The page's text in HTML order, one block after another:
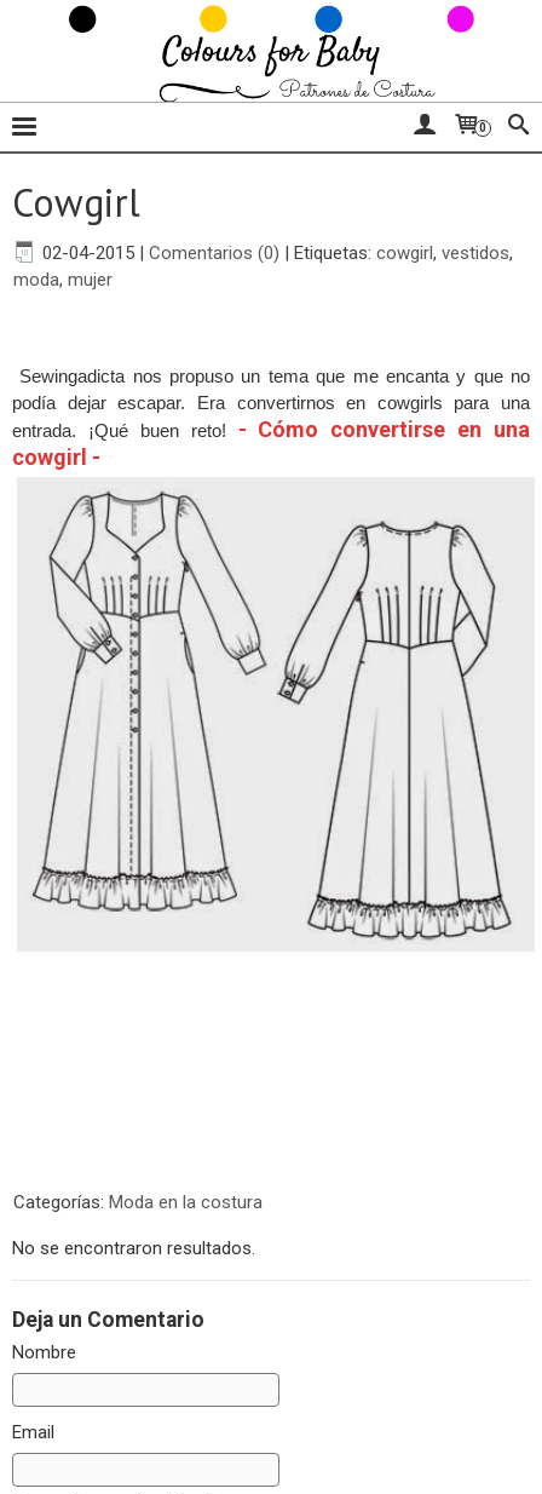
0
Cowgirl
02-04-2015 | Comentarios (0) | Etiquetas: cowgirl, vestidos,
moda, mujer
Sewingadicta nos propuso un tema que me encanta y que no
podía dejar escapar. Era convertirnos en cowgirls para una
entrada. ¡Qué buen reto!
- Cómo convertirse en una
cowgirl -
Categorías: Moda en la costura
No se encontraron resultados.
Deja un Comentario
Nombre
Email